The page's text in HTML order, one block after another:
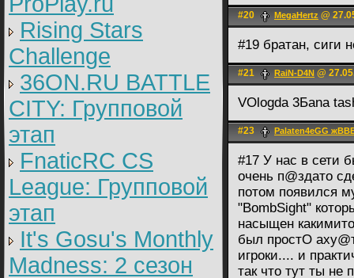
Rising Stars
Challenge
36ON.RU BATTLE
CITY: Групповой
этап
FnaticRC CS
League: Групповой
этап
It's Gosu's Monthly
Madness: 2 сезон
#20 MegaHertz @
#19 братан, сиги
#21 RaiN-D4N @
VOlogda 3Бana
#23 Palaten4eGG
#17 У нас в сети
очень п@здато
потом появился
"BombSight"
насыщен
был простО
игроки.... и
так что тут ты не